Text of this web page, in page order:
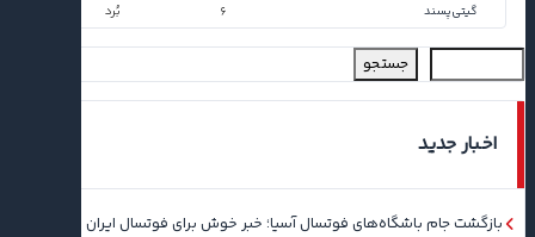
گیتی‌پسند
۶ بُرد
جستجو
اخبار جدید
بازگشت جام باشگاه‌های فوتسال آسیا؛ خبر خوش برای فوتسال ایران